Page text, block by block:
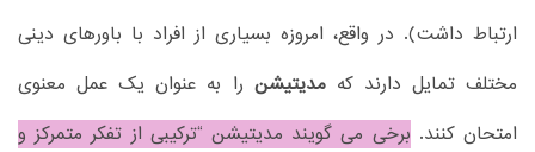
ارتباط داشت). در واقع، امروزه بسیاری از افراد با باورهای دینی
مختلف تمایل دارند کهمدیتیشن را به عنوان یک عمل معنوی
امتحان کنند. برخی می گویند مدیتیشن “ترکیبی از تفکر متمرکز و